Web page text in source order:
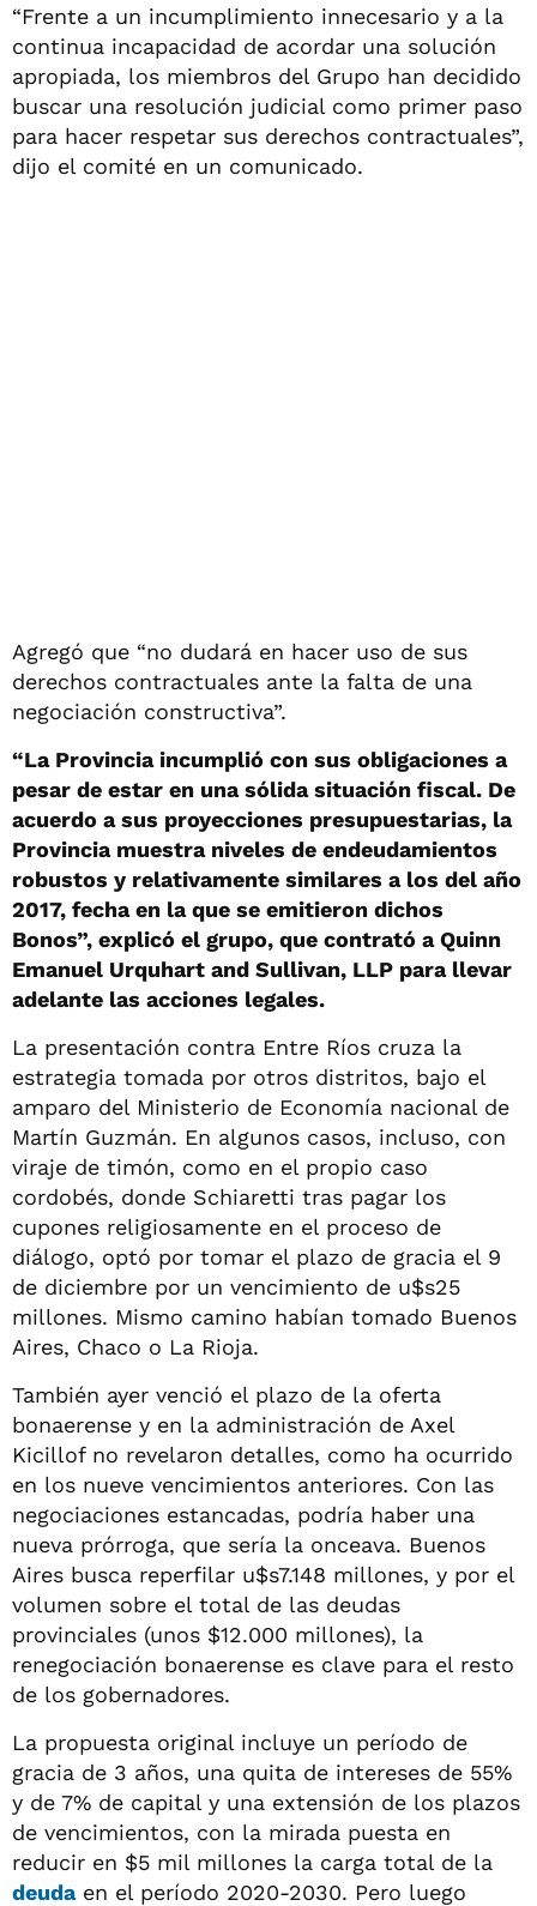
“Frente a un incumplimiento innecesario y a la
continua incapacidad de acordar una solución
apropiada, los miembros del Grupo han decidido
buscar una resolución judicial como primer paso
para hacer respetar sus derechos contractuales”,
dijo el comité en un comunicado.
Agregó que “no dudará en hacer uso de sus
derechos contractuales ante la falta de una
negociación constructiva”.
“La Provincia incumplió con sus obligaciones a
pesar de estar en una sólida situación fiscal. De
acuerdo a sus proyecciones presupuestarias, la
Provincia muestra niveles de endeudamientos
robustos y relativamente similares a los del año
2017, fecha en la que se emitieron dichos
Bonos”, explicó el grupo, que contrató a Quinn
Emanuel Urquhart and Sullivan, LLP para llevar
adelante las acciones legales.
La presentación contra Entre Ríos cruza la
estrategia tomada por otros distritos, bajo el
amparo del Ministerio de Economía nacional de
Martín Guzmán. En algunos casos, incluso, con
viraje de timón, como en el propio caso
cordobés, donde Schiaretti tras pagar los
cupones religiosamente en el proceso de
diálogo, optó por tomar el plazo de gracia el 9
de diciembre por un vencimiento de u$s25
millones. Mismo camino habían tomado Buenos
Aires, Chaco o La Rioja.
También ayer venció el plazo de la oferta
bonaerense y en la administración de Axel
Kicillof no revelaron detalles, como ha ocurrido
en los nueve vencimientos anteriores. Con las
negociaciones estancadas, podría haber una
nueva prórroga, que sería la onceava. Buenos
Aires busca reperfilar u$s7.148 millones, y por el
volumen sobre el total de las deudas
provinciales (unos $12.000 millones), la
renegociación bonaerense es clave para el resto
de los gobernadores.
La propuesta original incluye un período de
gracia de 3 años, una quita de intereses de 55%
y de 7% de capital y una extensión de los plazos
de vencimientos, con la mirada puesta en
reducir en $5 mil millones la carga total de la
deudaen el período 2020-2030. Pero luego